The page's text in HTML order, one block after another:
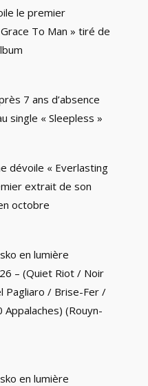
le premier
To Man » tiré de
7 ans d’absence
single « Sleepless »
dévoile « Everlasting
extrait de son
octobre
en lumière
– (Quiet Riot / Noir
Pagliaro / Brise-Fer /
Appalaches) (Rouyn-
en lumière